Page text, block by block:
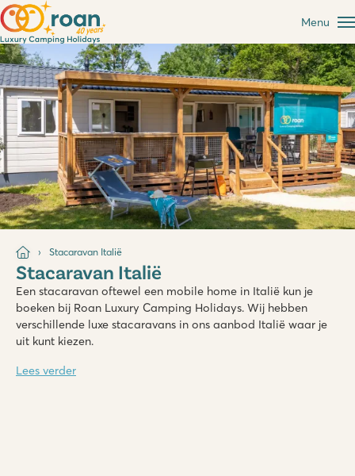
Menu
Stacaravan Italië
Stacaravan Italië
Een stacaravan oftewel een mobile home in Italië kun je
boeken bij Roan Luxury Camping Holidays. Wij hebben
verschillende luxe stacaravans in ons aanbod Italië waar je
uit kunt kiezen.
Lees verder